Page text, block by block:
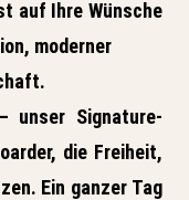
auf Ihre Wünsche
moderner
unser Signature-
die Freiheit,
Ein ganzer Tag